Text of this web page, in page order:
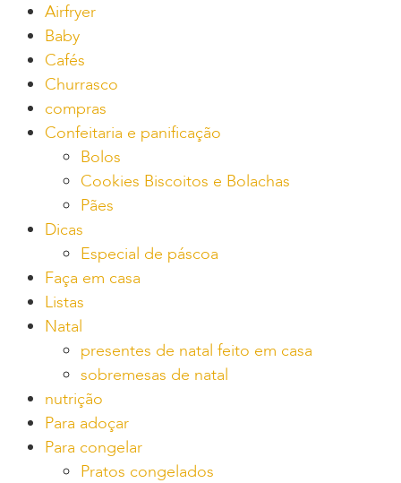
Airfryer
Baby
Cafés
Churrasco
compras
Confeitaria e panificação
Bolos
Cookies Biscoitos e Bolachas
Pães
Dicas
Especial de páscoa
Faça em casa
Listas
Natal
presentes de natal feito em casa
sobremesas de natal
nutrição
Para adoçar
Para congelar
Pratos congelados